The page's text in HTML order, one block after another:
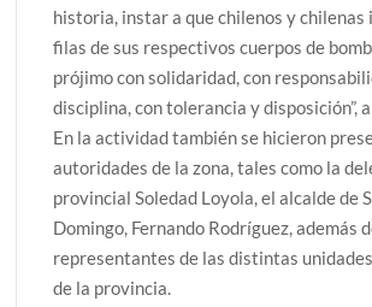
historia, instar a que chilenos y chilenas
filas de sus respectivos cuerpos de
prójimo con solidaridad, con
disciplina, con tolerancia y disposición”,
En la actividad también se hicieron
autoridades de la zona, tales como la
provincial Soledad Loyola, el alcalde de
Domingo, Fernando Rodríguez, además
representantes de las distintas
de la provincia.